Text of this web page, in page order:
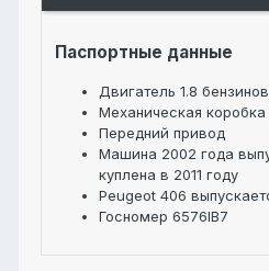
Паспортные данные
Двигатель 1.8
Механическая коробка
Передний привод
Машина 2002 года
куплена в 2011 году
Peugeot 406
Госномер 6576IB7